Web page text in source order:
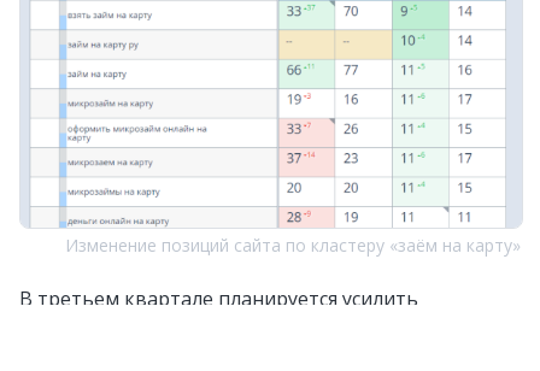
Изменение позиций сайта по кластеру «заём на карту»
В третьем квартале планируется усилить